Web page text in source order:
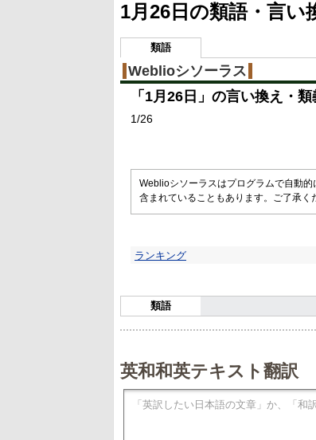
1月26日の類語・言い
類語
Weblioシソーラス
「 1月26日 」の言い換え・
1/26
Weblioシソーラスはプログラムで自動
含まれていることもあります。ご了承く
ランキング
類語
英和和英テキスト翻訳